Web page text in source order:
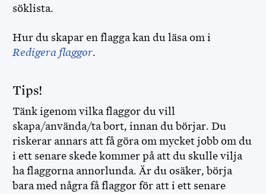
söklista.
Hur du skapar en flagga kan du läsa om i
Redigera flaggor.
Tips!
Tänk igenom vilka flaggor du vill
skapa/använda/ta bort, innan du börjar. Du
riskerar annars att få göra om mycket jobb om du
i ett senare skede kommer på att du skulle vilja
ha flaggorna annorlunda. Är du osäker, börja
bara med några få flaggor för att i ett senare